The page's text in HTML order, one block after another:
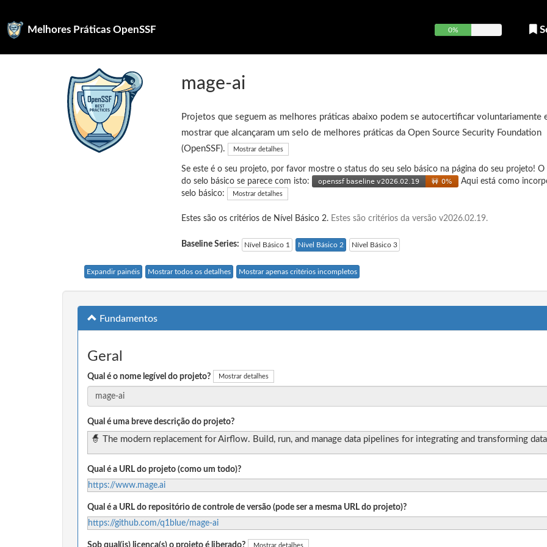
Melhores Práticas OpenSSF 0%
mage-ai
Projetos que seguem as melhores práticas abaixo podem se autocertificar voluntariamente
mostrar que alcançaram um selo de melhores práticas da Open Source Security Foundation
(OpenSSF).
Mostrar detalhes
Se este é o seu projeto, por favor mostre o status do seu selo básico na página do seu projeto! O
do selo básico se parece com isto:
Aqui está como
selo básico:
Mostrar detalhes
Estes são os critérios de Nível Básico 2. Estes são critérios da versão v2026.02.19.
Baseline Series: Nível Básico 1 Nível Básico 2 Nível Básico 3
Expandir painéis Mostrar todos os detalhes Mostrar apenas critérios incompletos
Fundamentos
Geral
Qual é o nome legível do projeto? Mostrar detalhes
Qual é uma breve descrição do projeto?
🧙 The modern replacement for Airflow. Build, run, and manage data pipelines for integrating and transforming
Qual é a URL do projeto (como um todo)?
https://www.mage.ai
Qual é a URL do repositório de controle de versão (pode ser a mesma URL do projeto)?
https://github.com/q1blue/mage-ai
Sob qual(is) licença(s) o projeto é liberado? Mostrar detalhes